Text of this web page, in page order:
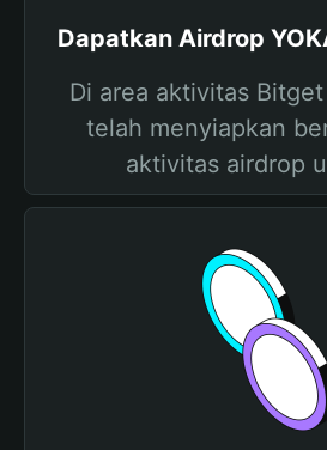
Dapatkan Airdrop
Di area aktivitas
telah menyiapkan
aktivitas airdrop